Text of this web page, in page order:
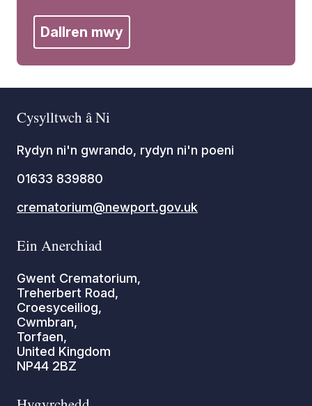
Dallren mwy
Cysylltwch â Ni
Rydyn ni'n gwrando, rydyn ni'n poeni
01633 839880
crematorium@newport.gov.uk
Ein Anerchiad
Gwent Crematorium,
Treherbert Road,
Croesyceiliog,
Cwmbran,
Torfaen,
United Kingdom
NP44 2BZ